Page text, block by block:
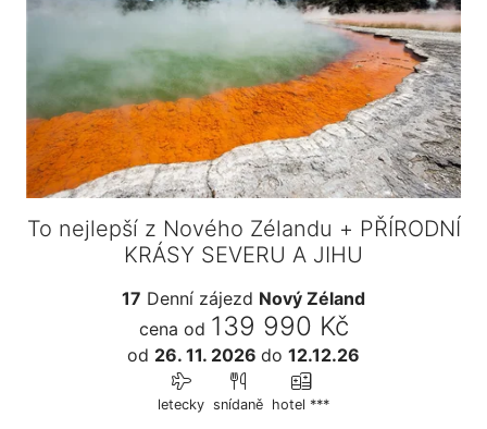
To nejlepší z Nového Zélandu + PŘÍRODNÍ
KRÁSY SEVERU A JIHU
17 Denní zájezd Nový Zéland
cena od 139 990 Kč
od 26. 11. 2026 do 12.12.26
letecky snídaně hotel ***